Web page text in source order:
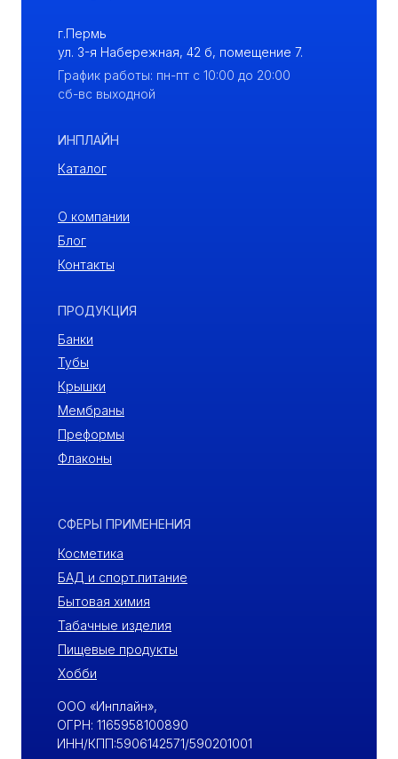
График работы: пн-пт с 10:00 до 20:00
сб-вс выходной
г.Пермь
ул. 3-я Набережная, 42 б, помещение 7.
Контакты
Блог
О компании
Флаконы
Преформы
Мембраны
Крышки
Тубы
Хобби
Пищевые продукты
Табачные изделия
Бытовая химия
БАД и спорт.питание
Косметика
Банки
Каталог
СФЕРЫ ПРИМЕНЕНИЯ
ПРОДУКЦИЯ
ИНПЛАЙН
ООО «Инплайн»,
ОГРН: 1165958100890
ИНН/КПП:5906142571/590201001